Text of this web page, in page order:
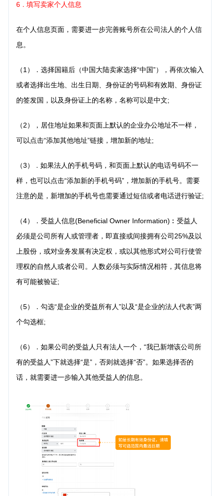
6 ． 填写卖家个人信息
在个人信息页面，需要进一步完善账号所在公司法人的个人信
息。
（1）．选择国籍后（中国大陆卖家选择“中国”），再依次输入
或者选择出生地、出生日期、身份证的号码和有效期、身份证
的签发国，以及身份证上的名称，名称可以是中文;
（2），居住地址如果和页面上默认的企业办公地址不一样，
可以点击“添加其他地址”链接，增加新的地址;
（3） ． 如果法人的手机号码，和页面上默认的电话号码不一
样，也可以点击“添加新的手机号码”，增加新的手机号。需要
注意的是，新增加的手机号也需要通过短信或者电话进行验证;
（4）．受益人信息(Beneficial Owner Information)︰受益人
必须是公司所有人或管理者，即直接或间接拥有公司25%及以
上股份，或对业务发展有决定权，或以其他形式对公司行使管
理权的自然人或者公司。人数必须与实际情况相符，其信息将
有可能被验证;
（5）．勾选“是企业的受益所有人”以及“是企业的法人代表”两
个勾选框;
（6）．如果公司的受益人只有法人一个，“我已新增该公司所
有的受益人”下就选择“是”，否则就选择“否”。如果选择否的
话，就需要进一步输入其他受益人的信息。